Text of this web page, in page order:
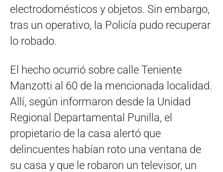
electrodomésticos y objetos. Sin embargo,
tras un operativo, la Policía pudo recuperar
lo robado.
El hecho ocurrió sobre calle Teniente
Manzotti al 60 de la mencionada localidad.
Allí, según informaron desde la Unidad
Regional Departamental Punilla, el
propietario de la casa alertó que
delincuentes habían roto una ventana de
su casa y que le robaron un televisor, un